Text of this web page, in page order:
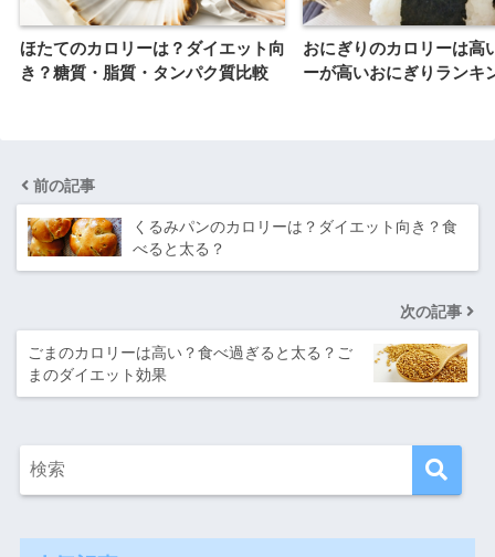
ほたてのカロリーは？ダイエット向
き？糖質・脂質・タンパク質比較
おにぎりのカロリーは高
ーが高いおにぎりランキ
前の記事
くるみパンのカロリーは？ダイエット向き？食
べると太る？
次の記事
ごまのカロリーは高い？食べ過ぎると太る？ご
まのダイエット効果